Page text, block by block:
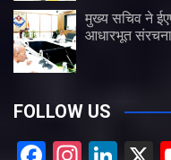
मुख्य सचिव ने
आधारभूत संरचना
FOLLOW US